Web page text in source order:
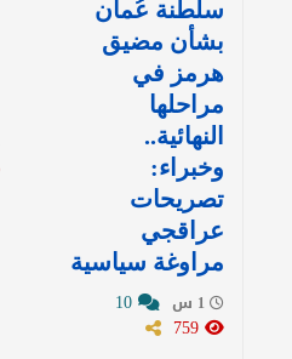
سلطنة عُمان
بشأن مضيق
هرمز في
مراحلها
النهائية..
وخبراء:
تصريحات
عراقجي
مراوغة سياسية